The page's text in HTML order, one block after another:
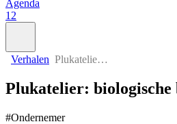
Agenda
12
Verhalen Plukatelier: biologische bloemenkwekerij
Plukatelier:
#Ondernemer